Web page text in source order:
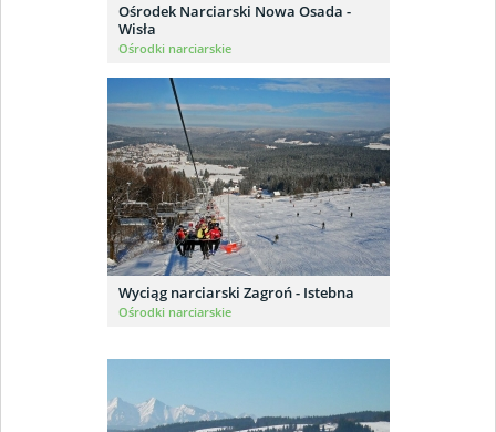
Ośrodek Narciarski Nowa Osada -
Wisła
Ośrodki narciarskie
Wyciąg narciarski Zagroń - Istebna
Ośrodki narciarskie